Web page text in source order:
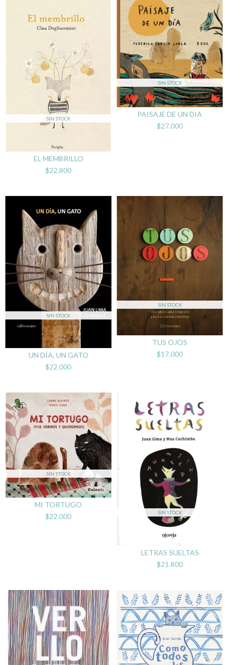
SIN STOCK
EL MEMBRILLO
$22.800
SIN STOCK
PAISAJE DE UN DIA
$27.000
SIN STOCK
UN DÍA, UN GATO
$22.000
SIN STOCK
TUS OJOS
$17.000
SIN STOCK
MI TORTUGO
$22.000
SIN STOCK
LETRAS SUELTAS
$21.800